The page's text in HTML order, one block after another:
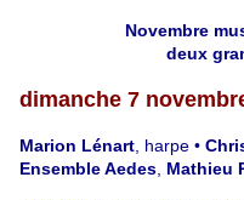
Novembre
deux
dimanche 7
Marion Lénart , harpe •
Ensemble Aedes Mathieu